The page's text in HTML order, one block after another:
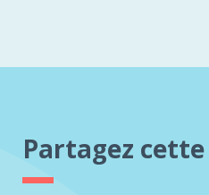
Partagez